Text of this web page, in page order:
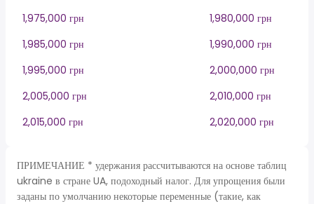
1,975,000 грн
1,980,000 грн
1,985,000 грн
1,990,000 грн
1,995,000 грн
2,000,000 грн
2,005,000 грн
2,010,000 грн
2,015,000 грн
2,020,000 грн
ПРИМЕЧАНИЕ * удержания рассчитываются на основе таблиц
ukraine в стране UA, подоходный налог. Для упрощения были
заданы по умолчанию некоторые переменные (такие, как